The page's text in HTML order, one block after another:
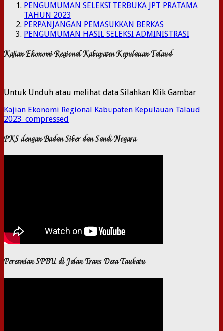
PENGUMUMAN SELEKSI TERBUKA JPT PRATAMA
TAHUN 2023
PERPANJANGAN PEMASUKKAN BERKAS
PENGUMUMAN HASIL SELEKSI ADMINISTRASI
Kajian Ekonomi Regional Kabupaten Kepulauan Talaud
Untuk Unduh atau melihat data Silahkan Klik Gambar
Kajian Ekonomi Regional Kabupaten Kepulauan Talaud
2023_compressed
PKS dengan Badan Siber dan Sandi Negara
Peresmian SPBU di Jalan Trans Desa Taubatu